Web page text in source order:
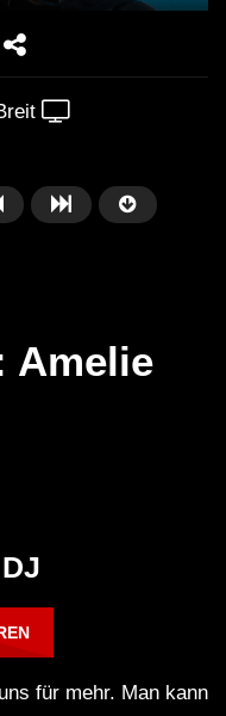
Amelie
für mehr. Man kann